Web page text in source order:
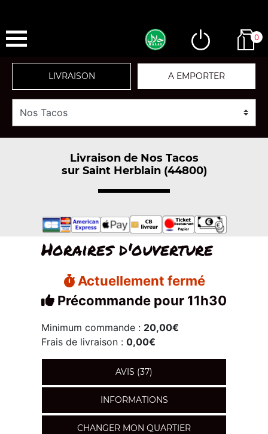
0
LIVRAISON A EMPORTER
Livraison de Nos Tacos
sur Saint Herblain (44800)
Horaires d'ouverture
Actuellement fermé
Précommande pour 11h30
Minimum commande : 20,00€
Frais de livraison : 0,00€
AVIS (37)
INFORMATIONS
CHANGER MON QUARTIER